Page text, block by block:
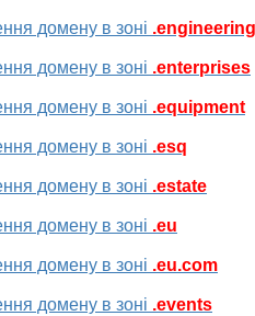
домену в зоні .engineering
домену в зоні .enterprises
домену в зоні .equipment
домену в зоні .esq
домену в зоні .estate
домену в зоні .eu
домену в зоні .eu.com
домену в зоні .events